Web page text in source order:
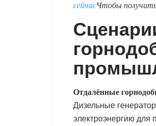
сейчасЧтобы получить
Отдалённые
Дизельные
электроэнергию для